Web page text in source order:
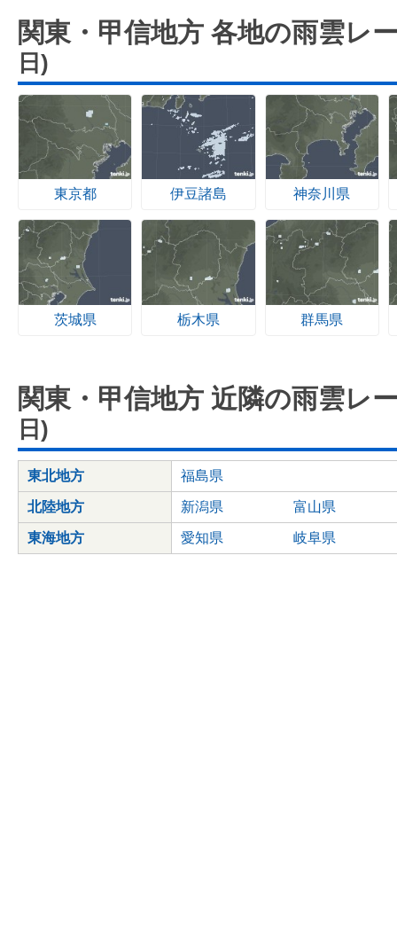
関東・甲信地方 各地の雨雲レ
日)
東京都 伊豆諸島 神奈川県
茨城県 栃木県 群馬県
関東・甲信地方 近隣の雨雲レ
日)
東北地方 福島県
北陸地方 新潟県 富山県
東海地方 愛知県 岐阜県